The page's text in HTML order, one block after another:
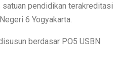
satuan pendidikan terakreditasi
6 Yogyakarta.
berdasar PO5 USBN